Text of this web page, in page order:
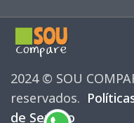
2024 © SOU
reservados.
de Servicio